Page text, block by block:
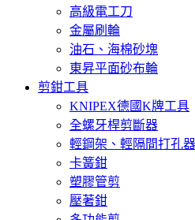
高級電工刀
金屬刷輪
油石、海棉砂塊
東昇平面砂布輪
剪鉗工具
KNIPEX德國K牌工具
全螺牙桿剪斷器
輕鋼架、輕隔間打孔器
卡簧鉗
塑膠管剪
壓著鉗